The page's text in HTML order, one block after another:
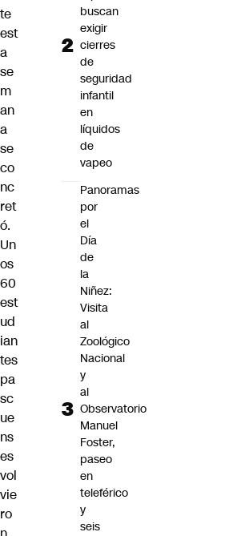
te
est
a
se
m
an
a
se
co
nc
ret
ó.
Un
os
60
est
ud
ian
tes
pa
sc
ue
ns
es
vol
vie
ro
buscan
exigir
cierres
de
seguridad
infantil
en
líquidos
de
vapeo
Panoramas
por
el
Día
de
la
Niñez:
Visita
al
Zoológico
Nacional
y
al
Observatorio
Manuel
Foster,
paseo
en
teleférico
y
seis